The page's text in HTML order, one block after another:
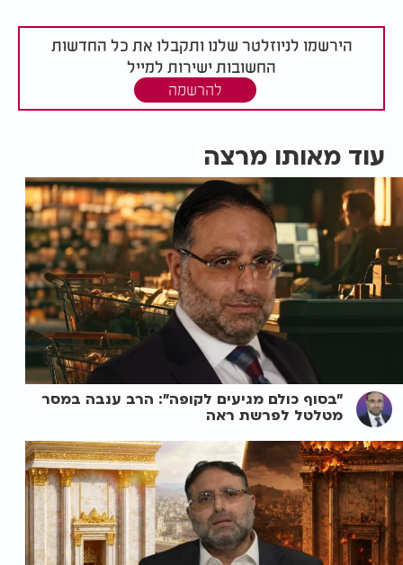
הירשמו לניוזלטר שלנו ותקבלו את כל החדשות
החשובות ישירות למייל
להרשמה
עוד מאותו מרצה
"בסוף כולם מגיעים לקופה": הרב ענבה במסר
מטלטל לפרשת ראה